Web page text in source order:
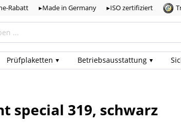
Rabatt ▸Made in Germany ▸ISO zertifiziert
Prüf­plaketten Betriebs­ausstattung
special 319, schwarz